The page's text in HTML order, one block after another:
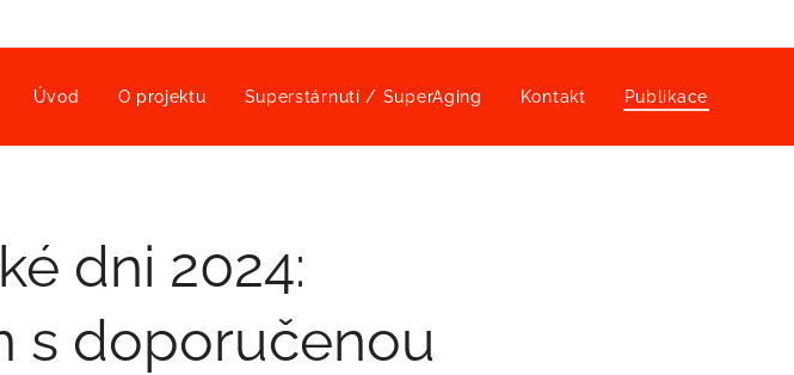
Úvod O projektu Superstárnutí / SuperAging Kontakt Publikace
dni 2024:
s doporučenou